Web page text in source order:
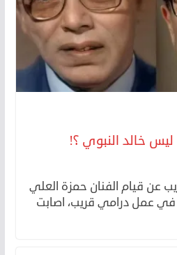
خالد النبوي ؟!
عن قيام الفنان حمزة العلي
عمل درامي قريب، اصابت